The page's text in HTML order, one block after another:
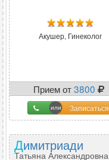
Акушер, Гинеколог
Прием от3800
Записаться
Димитриади
Татьяна Александровна